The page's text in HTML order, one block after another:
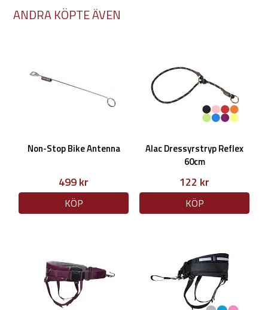
ANDRA KÖPTE ÄVEN
Non-Stop Bike Antenna
499 kr
KÖP
Alac Dressyrstryp Reflex
60cm
122 kr
KÖP